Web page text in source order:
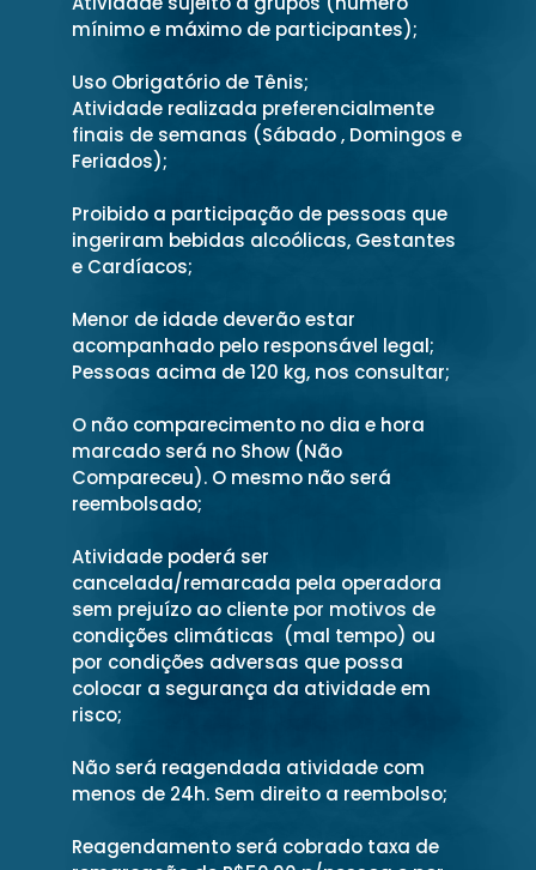
mínimo e máximo de participantes);
Uso Obrigatório de Tênis;
Atividade realizada preferencialmente
finais de semanas (Sábado , Domingos e
Feriados);
Proibido a participação de pessoas que
ingeriram bebidas alcoólicas, Gestantes
e Cardíacos;
Menor de idade deverão estar
acompanhado pelo responsável legal;
Pessoas acima de 120 kg, nos consultar;
O não comparecimento no dia e hora
marcado será no Show (Não
Compareceu). O mesmo não será
reembolsado;
Atividade poderá ser
cancelada/remarcada pela operadora
sem prejuízo ao cliente por motivos de
condições climáticas (mal tempo) ou
por condições adversas que possa
colocar a segurança da atividade em
risco;
Não será reagendada atividade com
menos de 24h. Sem direito a reembolso;
Reagendamento será cobrado taxa de